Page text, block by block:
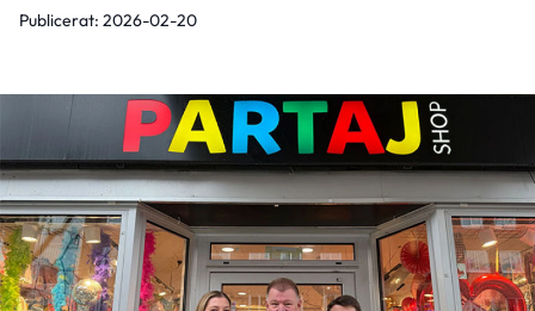
Publicerat: 2026-02-20